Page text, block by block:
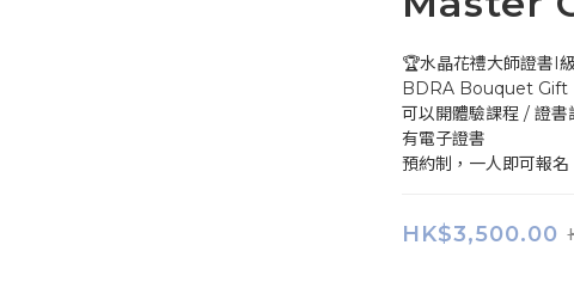
🏆水晶花禮大師證書I
BDRA Bouquet Gift
可以開體驗課程 / 證書
有電子證書
預約制，一人即可報名
HK$3,500.00